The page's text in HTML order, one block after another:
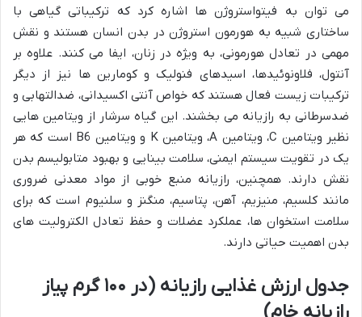
می توان به فیتواستروژن ها اشاره کرد که ترکیباتی گیاهی با
ساختاری شبیه به هورمون استروژن در بدن انسان هستند و نقش
مهمی در تعادل هورمونی، به ویژه در زنان، ایفا می کنند. علاوه بر
آنتول، فلاونوئیدها، اسیدهای فنولیک و کومارین ها نیز از دیگر
ترکیبات زیست فعال هستند که خواص آنتی اکسیدانی، ضدالتهابی و
ضدسرطانی به رازیانه می بخشند. این گیاه سرشار از ویتامین هایی
نظیر ویتامین C، ویتامین A، ویتامین K و ویتامین B6 است که هر
یک در تقویت سیستم ایمنی، سلامت بینایی و بهبود متابولیسم بدن
نقش دارند. همچنین، رازیانه منبع خوبی از مواد معدنی ضروری
مانند کلسیم، منیزیم، آهن، پتاسیم، منگنز و سلنیوم است که برای
سلامت استخوان ها، عملکرد عضلات و حفظ تعادل الکترولیت های
بدن اهمیت حیاتی دارند.
جدول ارزش غذایی رازیانه (در ۱۰۰ گرم پیاز